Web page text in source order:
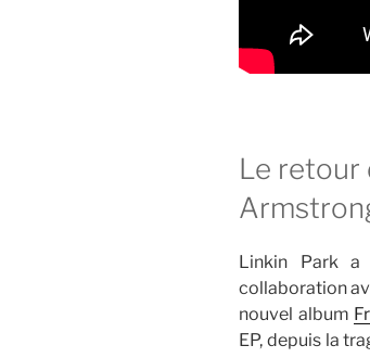
Le retour
Linkin Park a
collaboration
nouvel album
EP, depuis la